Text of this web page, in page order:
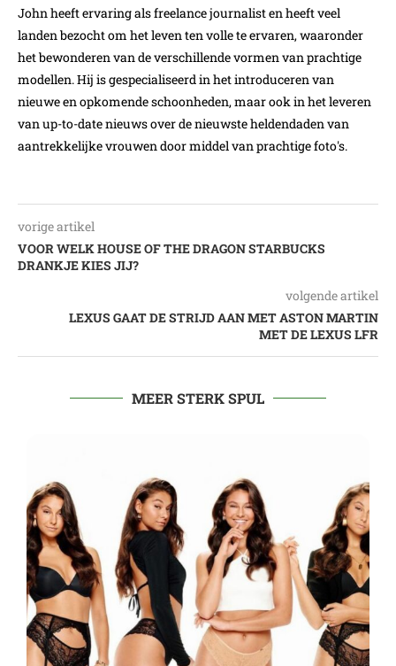
John heeft ervaring als freelance journalist en heeft veel
landen bezocht om het leven ten volle te ervaren, waaronder
het bewonderen van de verschillende vormen van prachtige
modellen. Hij is gespecialiseerd in het introduceren van
nieuwe en opkomende schoonheden, maar ook in het leveren
van up-to-date nieuws over de nieuwste heldendaden van
aantrekkelijke vrouwen door middel van prachtige foto's.
vorige artikel
VOOR WELK HOUSE OF THE DRAGON STARBUCKS
DRANKJE KIES JIJ?
volgende artikel
LEXUS GAAT DE STRIJD AAN MET ASTON MARTIN
MET DE LEXUS LFR
MEER STERK SPUL